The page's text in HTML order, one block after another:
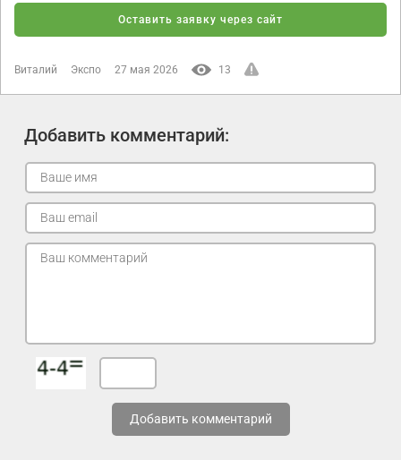
Оставить заявку через сайт
Виталий Экспо 27 мая 2026 13
Добавить комментарий:
Добавить комментарий